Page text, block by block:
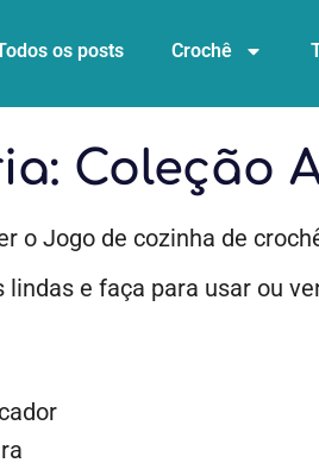
os posts Crochê
Coleção
o Jogo de cozinha de
lindas e faça para usar ou